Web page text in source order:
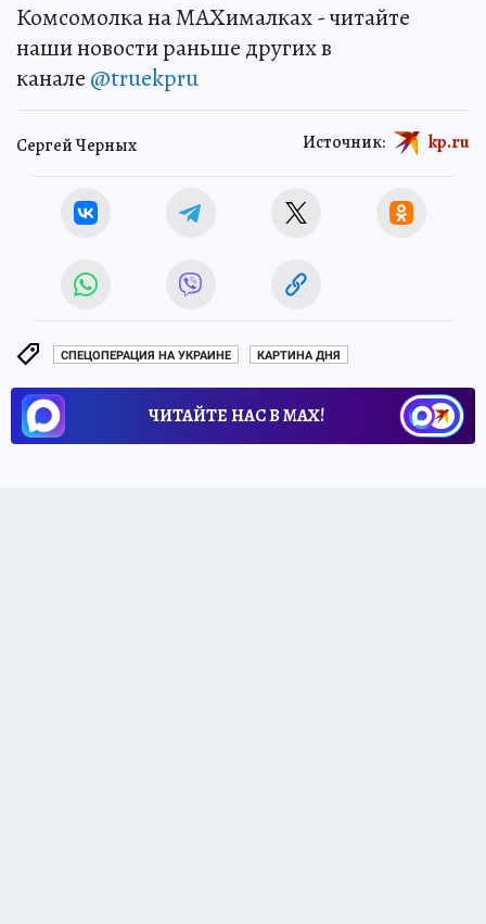
Комсомолка на MAXималках - читайте
наши новости раньше других в
канале @truekpru
Сергей Черных Источник: kp.ru
СПЕЦОПЕРАЦИЯ НА УКРАИНЕ КАРТИНА ДНЯ
ЧИТАЙТЕ НАС В МАХ!